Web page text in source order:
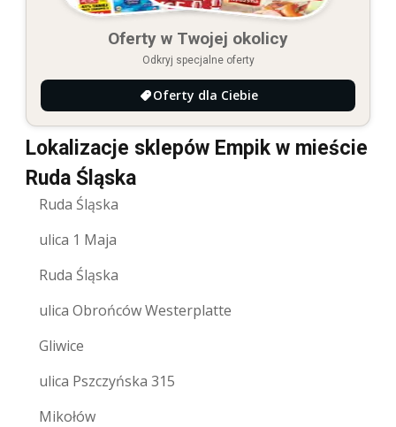
Oferty w Twojej okolicy
Odkryj specjalne oferty
Oferty dla Ciebie
Lokalizacje sklepów Empik w mieście
Ruda Śląska
Ruda Śląska
ulica 1 Maja
Ruda Śląska
ulica Obrońców Westerplatte
Gliwice
ulica Pszczyńska 315
Mikołów